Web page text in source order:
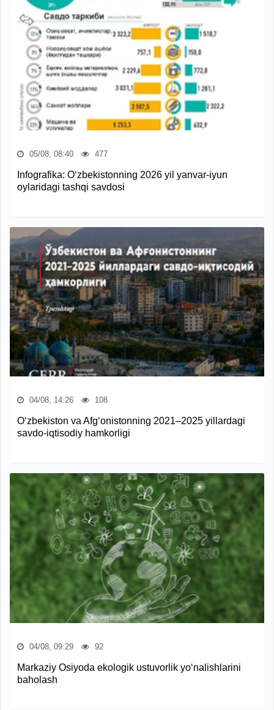
05/08, 08:40 477
Infografika: O‘zbekistonning 2026 yil yanvar-iyun
oylaridagi tashqi savdosi
04/08, 14:26 108
O‘zbekiston va Afg‘onistonning 2021–2025 yillardagi
savdo-iqtisodiy hamkorligi
04/08, 09:29 92
Markaziy Osiyoda ekologik ustuvorlik yo‘nalishlarini
baholash